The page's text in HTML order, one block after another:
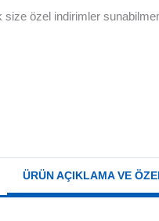
size özel indirimler
ÜRÜN AÇIKLAMA VE